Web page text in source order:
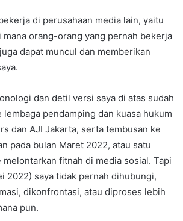
di perusahaan media lain, yaitu
mana orang-orang yang pernah bekerja
dapat muncul dan memberikan
dan detil versi saya di atas sudah
lembaga pendamping dan kuasa hukum
dan AJI Jakarta, serta tembusan ke
pada bulan Maret 2022, atau satu
fitnah di media sosial. Tapi
2022) saya tidak pernah dihubungi,
dikonfrontasi, atau diproses lebih
pun.